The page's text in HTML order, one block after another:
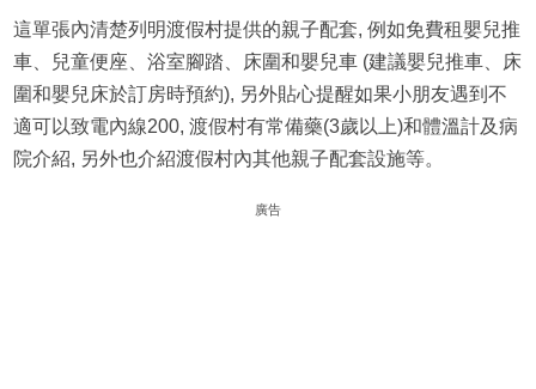
這單張內清楚列明渡假村提供的親子配套, 例如免費租嬰兒推
車、兒童便座、浴室腳踏、床圍和嬰兒車 (建議嬰兒推車、床
圍和嬰兒床於訂房時預約), 另外貼心提醒如果小朋友遇到不
適可以致電內線200, 渡假村有常備藥(3歲以上)和體溫計及病
院介紹, 另外也介紹渡假村內其他親子配套設施等。
廣告